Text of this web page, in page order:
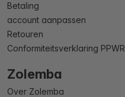
Betaling
account aanpassen
Retouren
Conformiteitsverklaring PPWR
Zolemba
Over Zolemba